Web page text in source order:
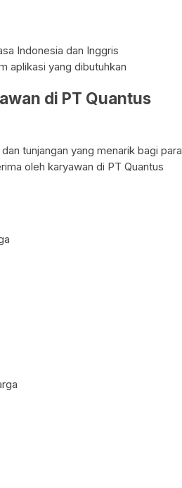
Indonesia dan Inggris
aplikasi yang dibutuhkan
di PT Quantus
tunjangan yang menarik bagi para
oleh karyawan di PT Quantus